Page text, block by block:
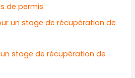
de permis
un stage de récupération de
stage de récupération de